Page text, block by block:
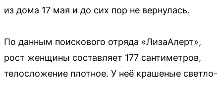
из дома 17 мая и до сих пор не вернулась.
По данным поискового отряда «ЛизаАлерт»,
рост женщины составляет 177 сантиметров,
телосложение плотное. У неё крашеные светло-